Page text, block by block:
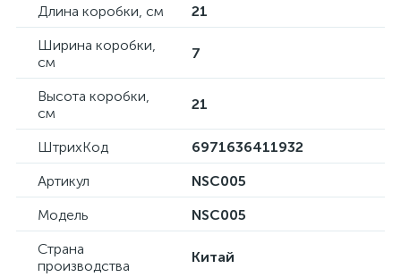
Длина коробки, см
21
Ширина коробки,
см
7
Высота коробки,
см
21
ШтрихКод
6971636411932
Артикул
NSC005
Модель
NSC005
Страна
производства
Китай